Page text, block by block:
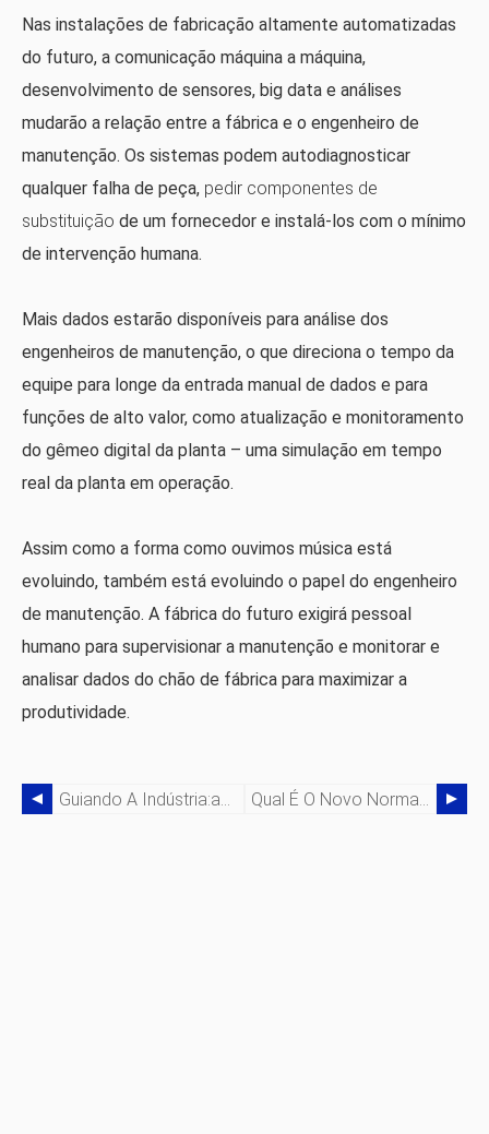
Nas instalações de fabricação altamente automatizadas
do futuro, a comunicação máquina a máquina,
desenvolvimento de sensores, big data e análises
mudarão a relação entre a fábrica e o engenheiro de
manutenção. Os sistemas podem autodiagnosticar
qualquer falha de peça, pedir componentes de
substituição de um fornecedor e instalá-los com o mínimo
de intervenção humana.
Mais dados estarão disponíveis para análise dos
engenheiros de manutenção, o que direciona o tempo da
equipe para longe da entrada manual de dados e para
funções de alto valor, como atualização e monitoramento
do gêmeo digital da planta – uma simulação em tempo
real da planta em operação.
Assim como a forma como ouvimos música está
evoluindo, também está evoluindo o papel do engenheiro
de manutenção. A fábrica do futuro exigirá pessoal
humano para supervisionar a manutenção e monitorar e
analisar dados do chão de fábrica para maximizar a
produtividade.
Guiando A Indústria:avanços Em AGVs Qual É O Novo Normal Na Fabricação Do Reino Unido Pós-COVID-19?